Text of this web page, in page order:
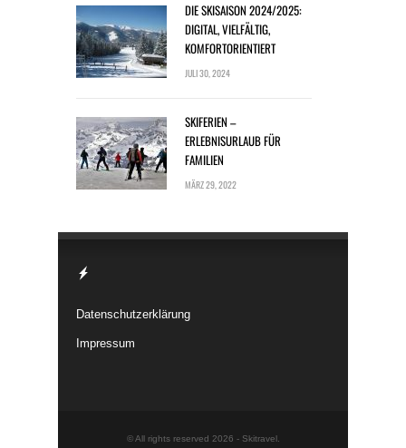
DIE SKISAISON 2024/2025:
DIGITAL, VIELFÄLTIG,
KOMFORTORIENTIERT
JULI 30, 2024
SKIFERIEN –
ERLEBNISURLAUB FÜR
FAMILIEN
MÄRZ 29, 2022
Datenschutzerklärung
Impressum
© All rights reserved 2026 - Skitravel.